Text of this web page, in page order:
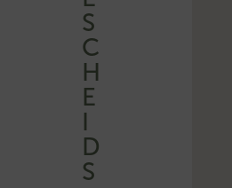
S
C
H
E
I
D
S